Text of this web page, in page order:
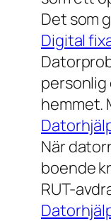
Det som
Digital
personlig
hemmet.
När
boende
RUT-